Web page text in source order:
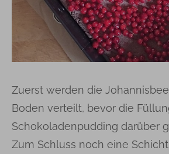
Zuerst werden die
Boden verteilt, bevor die
Schokoladenpudding darüber
Zum Schluss noch eine